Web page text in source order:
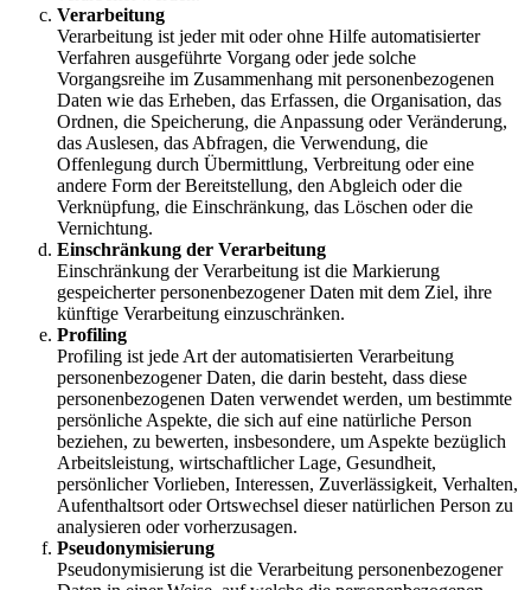
Verarbeitung
Verarbeitung ist jeder mit oder ohne Hilfe automatisierter
Verfahren ausgeführte Vorgang oder jede solche
Vorgangsreihe im Zusammenhang mit personenbezogenen
Daten wie das Erheben, das Erfassen, die Organisation, das
Ordnen, die Speicherung, die Anpassung oder Veränderung,
das Auslesen, das Abfragen, die Verwendung, die
Offenlegung durch Übermittlung, Verbreitung oder eine
andere Form der Bereitstellung, den Abgleich oder die
Verknüpfung, die Einschränkung, das Löschen oder die
Vernichtung.
Einschränkung der Verarbeitung
Einschränkung der Verarbeitung ist die Markierung
gespeicherter personenbezogener Daten mit dem Ziel, ihre
künftige Verarbeitung einzuschränken.
Profiling
Profiling ist jede Art der automatisierten Verarbeitung
personenbezogener Daten, die darin besteht, dass diese
personenbezogenen Daten verwendet werden, um bestimmte
persönliche Aspekte, die sich auf eine natürliche Person
beziehen, zu bewerten, insbesondere, um Aspekte bezüglich
Arbeitsleistung, wirtschaftlicher Lage, Gesundheit,
persönlicher Vorlieben, Interessen, Zuverlässigkeit, Verhalten,
Aufenthaltsort oder Ortswechsel dieser natürlichen Person zu
analysieren oder vorherzusagen.
Pseudonymisierung
Pseudonymisierung ist die Verarbeitung personenbezogener